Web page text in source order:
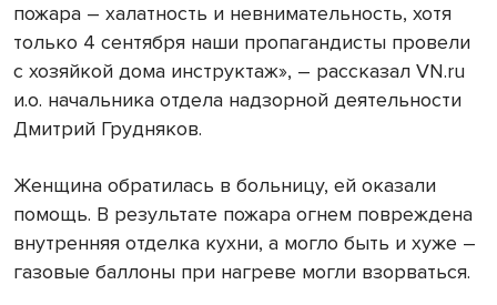
пожара – халатность и невнимательность, хотя
только 4 сентября наши пропагандисты провели
с хозяйкой дома инструктаж», – рассказал VN.ru
и.о. начальника отдела надзорной деятельности
Дмитрий Грудняков.
Женщина обратилась в больницу, ей оказали
помощь. В результате пожара огнем повреждена
внутренняя отделка кухни, а могло быть и хуже –
газовые баллоны при нагреве могли взорваться.